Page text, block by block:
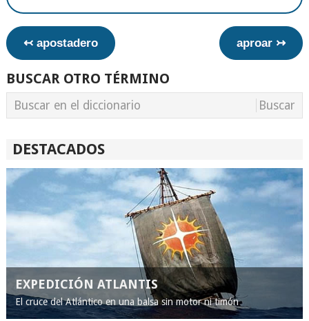
↢ apostadero aproar ↣
BUSCAR OTRO TÉRMINO
DESTACADOS
EXPEDICIÓN ATLANTIS
El cruce del Atlántico en una balsa sin motor ni timón